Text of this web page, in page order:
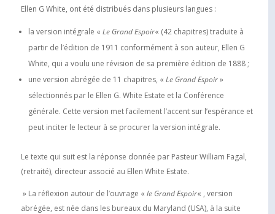
Ellen G White, ont été distribués dans plusieurs langues :
la version intégrale « Le Grand Espoir« (42 chapitres) traduite à
partir de l’édition de 1911 conformément à son auteur, Ellen G
White, qui a voulu une révision de sa première édition de 1888 ;
une version abrégée de 11 chapitres, « Le Grand Espoir»
sélectionnés par le Ellen G. White Estate et la Conférence
générale. Cette version met facilement l’accent sur l’espérance et
peut inciter le lecteur à se procurer la version intégrale.
Le texte qui suit est la réponse donnée par Pasteur William Fagal,
(retraité), directeur associé au Ellen White Estate.
» La réflexion autour de l’ouvrage « le Grand Espoir« , version
abrégée, est née dans les bureaux du Maryland (USA), à la suite